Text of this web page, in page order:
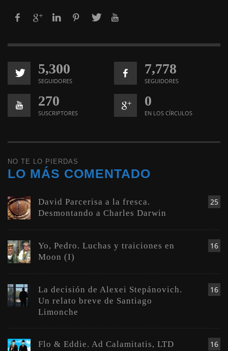
5,300
SEGUIDORES
7,778
SEGUIDORES
270
SUSCRIPTORES
0
EN LOS CÍRCULOS
NO TE LO PIERDAS
LO MÁS COMENTADO
25
David Parcerisa a la fresca.
Desmontando a Charles Darwin
16
Yo, Pedro. Luchas y traiciones en
Moon (I)
16
La decisión de Alexei Stepánovich.
Un relato breve de Santiago
Limonche
16
Flo & Eddie. Ad Calamitatis, LTD